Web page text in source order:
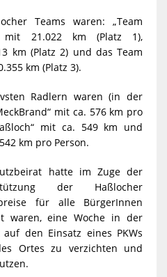
Teams waren: „Team
mit 21.022 km (Platz 1),
km (Platz 2) und das Team
km (Platz 3).
Radlern waren (in der
mit ca. 576 km pro
mit ca. 549 km und
km pro Person.
hatte im Zuge der
der Haßlocher
für alle BürgerInnen
waren, eine Woche in der
den Einsatz eines PKWs
Ortes zu verzichten und